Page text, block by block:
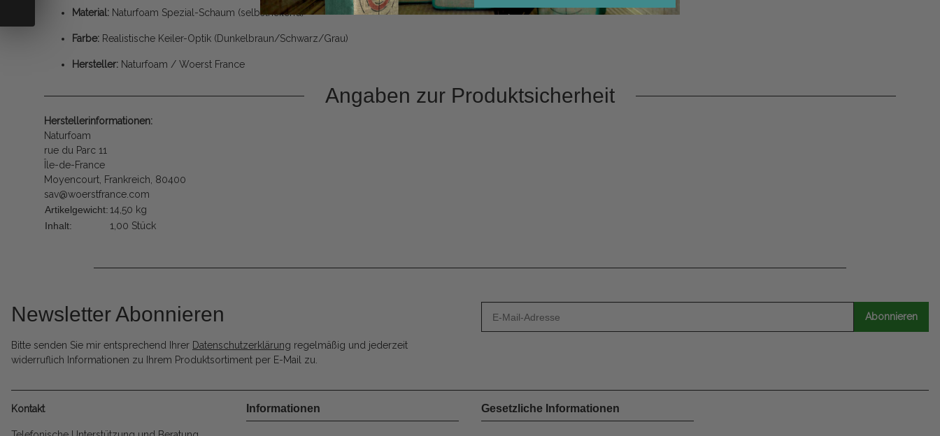
Material: Naturfoam Spezial-Schaum (selbstheilend)
Farbe: Realistische Keiler-Optik (Dunkelbraun/Schwarz/Grau)
Hersteller: Naturfoam / Woerst France
Angaben zur Produktsicherheit
Herstellerinformationen:
Naturfoam
rue du Parc 11
Île-de-France
Moyencourt, Frankreich, 80400
sav@woerstfrance.com
Artikelgewicht: 14,50 kg
Inhalt:
1,00 Stück
Newsletter Abonnieren
Bitte senden Sie mir entsprechend Ihrer Datenschutzerklärung regelmäßig und jederzeit
widerruflich Informationen zu Ihrem Produktsortiment per E-Mail zu.
Abonnieren
Kontakt Informationen Gesetzliche Informationen